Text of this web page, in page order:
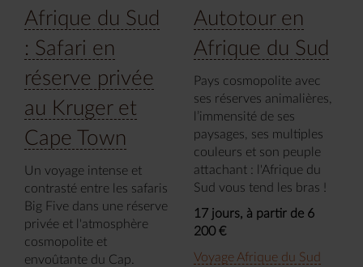
Afrique du Sud
: Safari en
réserve privée
au Kruger et
Cape Town
Un voyage intense et
contrasté entre les safaris
Big Five dans une réserve
privée et l'atmosphère
cosmopolite et
envoûtante du Cap.
Autotour en
Afrique du Sud
Pays cosmopolite avec
ses réserves animalières,
l’immensité de ses
paysages, ses multiples
couleurs et son peuple
attachant : l'Afrique du
Sud vous tend les bras !
17 jours, à partir de 6
200 €
Voyage Afrique du Sud